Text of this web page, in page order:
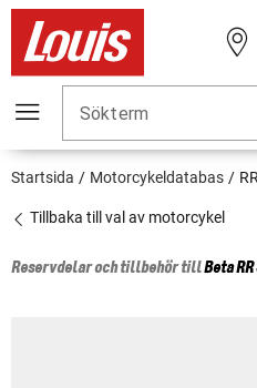
Sökterm
Startsida Motorcykeldatabas
Tillbaka till val av motorcykel
Reservdelar och tillbehör tillBeta